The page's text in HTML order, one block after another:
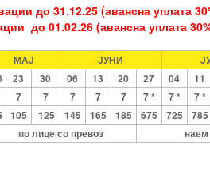
до 31.12.25 (авансна уплата
до 01.02.26 (авансна уплата
МАЈ ЈУНИ
23 30 06 13 20 27 04 11
7 7 7 7 7 7* 7* 7*
105 125 145 165 185 675 725 785
по лице со превоз наем